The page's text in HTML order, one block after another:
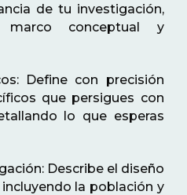
de tu investigación,
marco conceptual y
Define con precisión
que persigues con
lo que esperas
Describe el diseño
la población y